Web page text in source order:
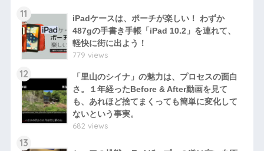
11
iPadケースは、ポーチが楽しい！ わずか
487gの手書き手帳「iPad 10.2」を連れて、
軽快に街に出よう！
779 views
12
「里山のシイナ」の魅力は、プロセスの面白
さ。１年経ったBefore & After動画を見て
も、あれほど捨てまくっても簡単に変化して
ないという事実。
682 views
13